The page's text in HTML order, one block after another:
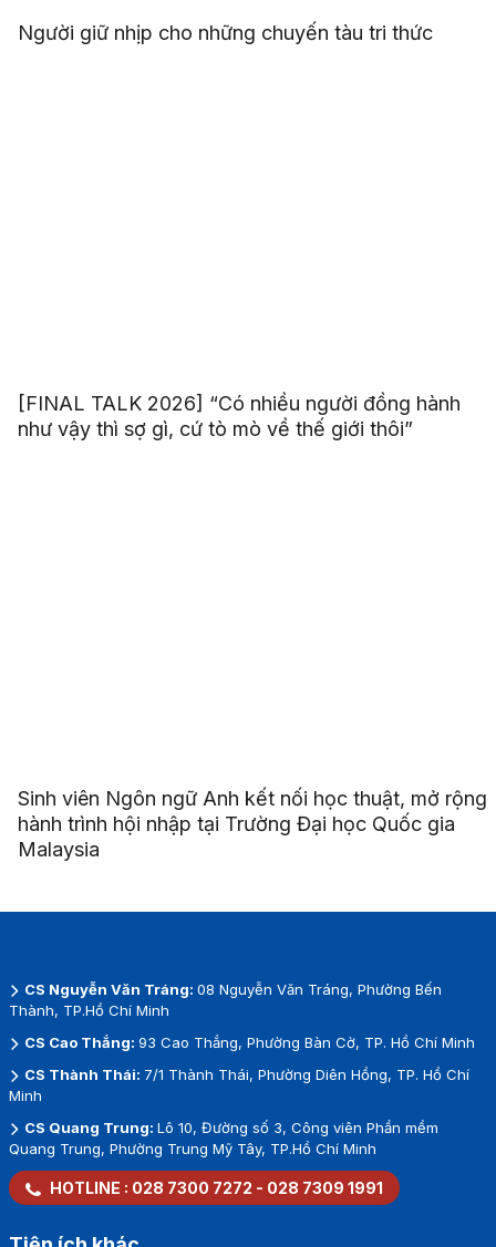
Người giữ nhịp cho những chuyến tàu tri thức
[FINAL TALK 2026] “Có nhiều người đồng hành
như vậy thì sợ gì, cứ tò mò về thế giới thôi”
Sinh viên Ngôn ngữ Anh kết nối học thuật, mở rộng
hành trình hội nhập tại Trường Đại học Quốc gia
Malaysia
CS Nguyễn Văn Tráng: 08 Nguyễn Văn Tráng, Phường Bến
Thành, TP.Hồ Chí Minh
CS Cao Thắng: 93 Cao Thắng, Phường Bàn Cờ, TP. Hồ Chí Minh
CS Thành Thái: 7/1 Thành Thái, Phường Diên Hồng, TP. Hồ Chí
Minh
CS Quang Trung: Lô 10, Đường số 3, Công viên Phần mềm
Quang Trung, Phường Trung Mỹ Tây, TP.Hồ Chí Minh
HOTLINE : 028 7300 7272 - 028 7309 1991